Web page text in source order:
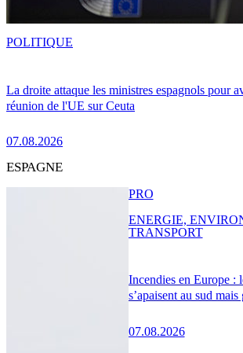
La droite attaque les ministres espagnols pour
réunion de l'UE sur Ceuta
07.08.2026
POLITIQUE
ESPAGNE
Incendies en Europe :
s’apaisent au sud
07.08.2026
PRO
ENERGIE,
TRANSPORT